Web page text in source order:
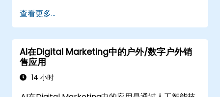
查看更多...
AI在Digital Marketing中的户外/数字户外销
售应用
14 小时